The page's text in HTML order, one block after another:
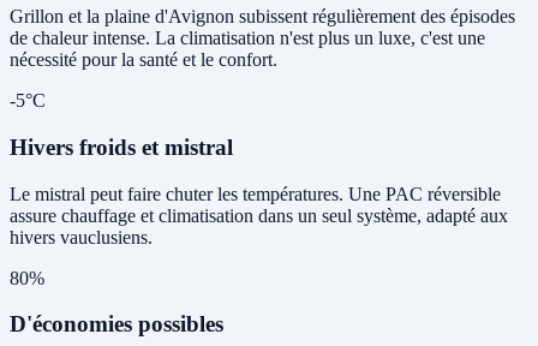
Grillon et la plaine d'Avignon subissent régulièrement des épisodes
de chaleur intense. La climatisation n'est plus un luxe, c'est une
nécessité pour la santé et le confort.
-5°C
Hivers froids et mistral
Le mistral peut faire chuter les températures. Une PAC réversible
assure chauffage et climatisation dans un seul système, adapté aux
hivers vauclusiens.
80%
D'économies possibles